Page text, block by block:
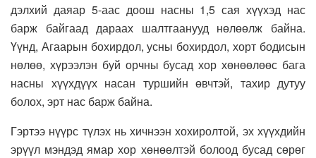
дэлхий даяар 5-аас доош насны 1,5 сая хүүхэд нас
барж байгаад дараах шалтгаанууд нөлөөлж байна.
Үүнд, Агаарын бохирдол, усны бохирдол, хорт бодисын
нөлөө, хүрээлэн буй орчны бусад хор хөнөөлөөс бага
насны хүүхдүүх насан туршийн өвчтэй, тахир дутуу
болох, эрт нас барж байна.
Гэртээ нүүрс түлэх нь хичнээн хохиролтой, эх хүүхдийн
эрүүл мэндэд ямар хор хөнөөлтэй болоод бусад сөрөг